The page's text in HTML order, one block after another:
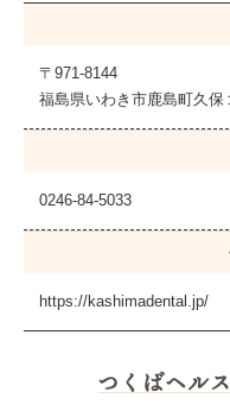
〒971-8144
福島県いわき市鹿島町久保
0246-84-5033
https://kashimadental.jp/
つくばヘル